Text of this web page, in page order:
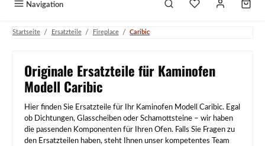
Navigation
Startseite / Ersatzteile / Fireplace / Caribic
Originale Ersatzteile für Kaminofen
Modell Caribic
Hier finden Sie Ersatzteile für Ihr Kaminofen Modell Caribic. Egal
ob Dichtungen, Glasscheiben oder Schamottsteine – wir haben
die passenden Komponenten für Ihren Ofen. Falls Sie Fragen zu
den Ersatzteilen haben, steht Ihnen unser kompetentes Team